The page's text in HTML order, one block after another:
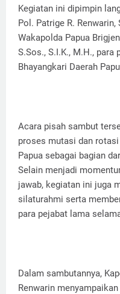
Kegiatan ini dipimpin
Pol. Patrige R.
Wakapolda Papua
S.Sos., S.I.K., M.H.,
Bhayangkari Daerah
Acara pisah sambut
proses mutasi dan
Papua sebagai bagian
Selain menjadi
jawab, kegiatan ini juga
silaturahmi serta
para pejabat lama
Dalam sambutannya,
Renwarin